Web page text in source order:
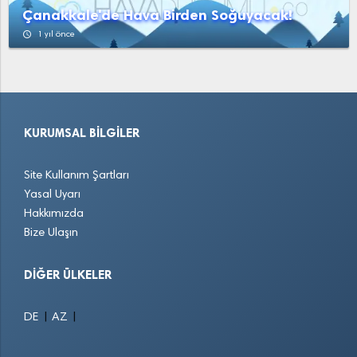
Çanakkale'de Hava Birden Soğuyacak!
access_time 1 yıl önce
KURUMSAL BILGILER
Site Kullanım Şartları
Yasal Uyarı
Hakkımızda
Bize Ulaşın
DIĞER ÜLKELER
DE AZ